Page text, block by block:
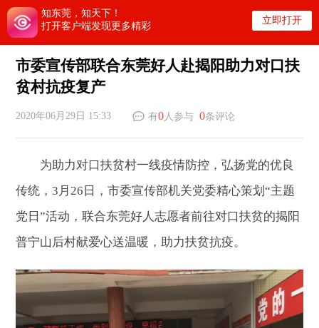
知东莞，知天下！
打开客户端发现更多精彩
立即打开
市委宣传部联合东莞好人赴揭阳助力对口扶
贫村抗疫复产
2020年06月29日 15:33 有0人参与0条评论
为助力对口扶贫村一线疫情防控，弘扬党的优良
传统，3月26日，市委宣传部机关党委精心策划“主题
党日”活动，联合东莞好人志愿者前往对口扶贫的揭阳
普宁山后村献爱心送温暖，助力扶贫抗疫。